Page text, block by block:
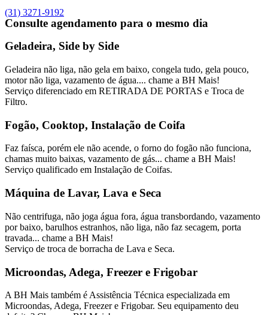
(31) 3271-9192
Consulte agendamento para o mesmo dia
Geladeira, Side by Side
Geladeira não liga, não gela em baixo, congela tudo, gela pouco,
motor não liga, vazamento de água.... chame a BH Mais!
Serviço diferenciado em RETIRADA DE PORTAS e Troca de
Filtro.
Fogão, Cooktop, Instalação de Coifa
Faz faísca, porém ele não acende, o forno do fogão não funciona,
chamas muito baixas, vazamento de gás... chame a BH Mais!
Serviço qualificado em Instalação de Coifas.
Máquina de Lavar, Lava e Seca
Não centrifuga, não joga água fora, água transbordando, vazamento
por baixo, barulhos estranhos, não liga, não faz secagem, porta
travada... chame a BH Mais!
Serviço de troca de borracha de Lava e Seca.
Microondas, Adega, Freezer e Frigobar
A BH Mais também é Assistência Técnica especializada em
Microondas, Adega, Freezer e Frigobar. Seu equipamento deu